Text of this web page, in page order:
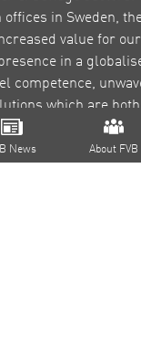
News About FVB
in Sweden,
value for
in a
competence,
which are
reduce
society and